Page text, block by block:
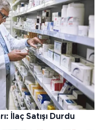
İlaç Satışı Durdu